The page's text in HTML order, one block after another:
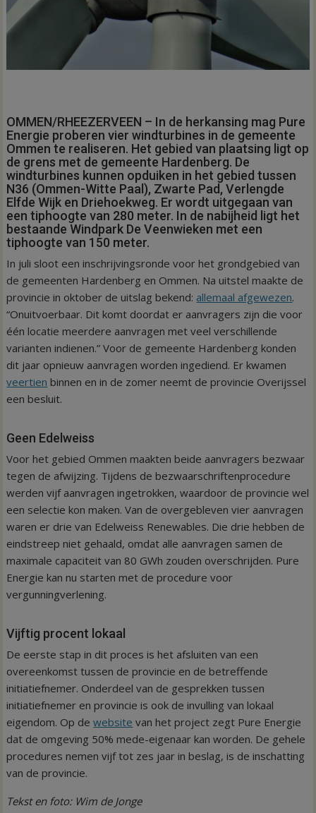
OMMEN/RHEEZERVEEN – In de herkansing mag Pure
Energie proberen vier windturbines in de gemeente
Ommen te realiseren. Het gebied van plaatsing ligt op
de grens met de gemeente Hardenberg. De
windturbines kunnen opduiken in het gebied tussen
N36 (Ommen-Witte Paal), Zwarte Pad, Verlengde
Elfde Wijk en Driehoekweg. Er wordt uitgegaan van
een tiphoogte van 280 meter. In de nabijheid ligt het
bestaande Windpark De Veenwieken met een
tiphoogte van 150 meter.
In juli sloot een inschrijvingsronde voor het grondgebied van
de gemeenten Hardenberg en Ommen. Na uitstel maakte de
provincie in oktober de uitslag bekend: allemaal afgewezen.
“Onuitvoerbaar. Dit komt doordat er aanvragers zijn die voor
één locatie meerdere aanvragen met veel verschillende
varianten indienen.” Voor de gemeente Hardenberg konden
dit jaar opnieuw aanvragen worden ingediend. Er kwamen
veertien binnen en in de zomer neemt de provincie Overijssel
een besluit.
Geen Edelweiss
Voor het gebied Ommen maakten beide aanvragers bezwaar
tegen de afwijzing. Tijdens de bezwaarschriftenprocedure
werden vijf aanvragen ingetrokken, waardoor de provincie wel
een selectie kon maken. Van de overgebleven vier aanvragen
waren er drie van Edelweiss Renewables. Die drie hebben de
eindstreep niet gehaald, omdat alle aanvragen samen de
maximale capaciteit van 80 GWh zouden overschrijden. Pure
Energie kan nu starten met de procedure voor
vergunningverlening.
Vijftig procent lokaal
De eerste stap in dit proces is het afsluiten van een
overeenkomst tussen de provincie en de betreffende
initiatiefnemer. Onderdeel van de gesprekken tussen
initiatiefnemer en provincie is ook de invulling van lokaal
eigendom. Op dewebsite van het project zegt Pure Energie
dat de omgeving 50% mede-eigenaar kan worden. De gehele
procedures nemen vijf tot zes jaar in beslag, is de inschatting
van de provincie.
Tekst en foto: Wim de Jonge